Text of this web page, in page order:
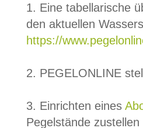
1. Eine tabellarische
den aktuellen
https://
2. PEGELONLINE
3. Einrichten eines
Pegelstände